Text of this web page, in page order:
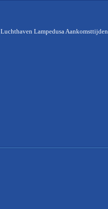
Luchthaven Lampedusa Aankomsttijden